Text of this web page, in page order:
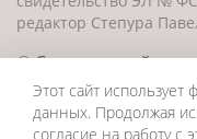
редактор Степура
©Создание сайта и
2026
Этот сайт
данных. Продолжая
согласие на работу с